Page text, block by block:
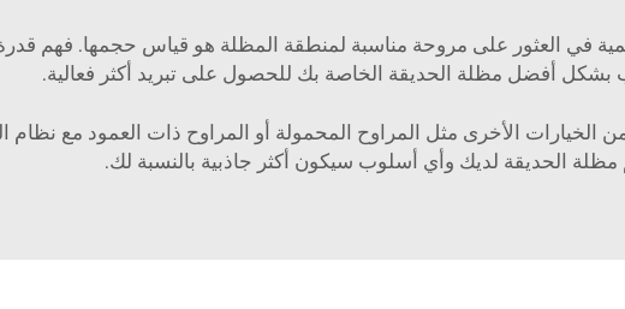
في العثور على مروحة مناسبة لمنطقة المظلة هو قياس حجمها. فهم
أفضل مظلة الحديقة الخاصة بك للحصول على تبريد أكثر فعالية.
من الخيارات الأخرى مثل المراوح المحمولة أو المراوح ذات العمود مع
الحديقة لديك وأي أسلوب سيكون أكثر جاذبية بالنسبة لك.